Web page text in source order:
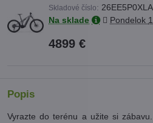
Skladové číslo: 26EE5P0XLA
Na sklade
Pondelok
4899 €
Popis
Vyrazte do terénu a užite si